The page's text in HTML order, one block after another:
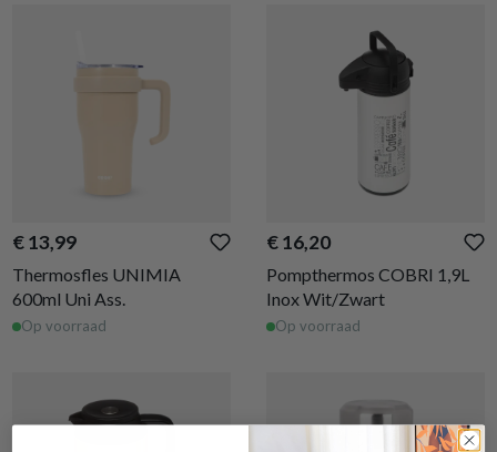
€ 13,99
Thermosfles UNIMIA
600ml Uni Ass.
Op voorraad
€ 16,20
Pompthermos COBRI 1,9L
Inox Wit/Zwart
Op voorraad